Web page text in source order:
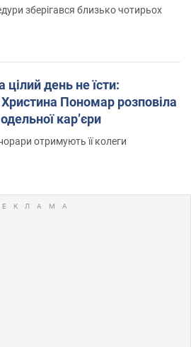
зберігався близько чотирьох
цілий день не їсти:
Пономар розповіла
кар’єри
отримують її колеги